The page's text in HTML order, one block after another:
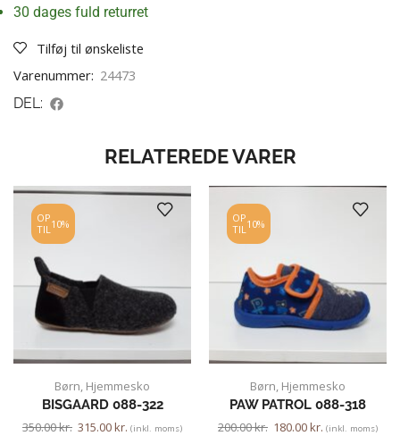
30 dages fuld returret
Tilføj til ønskeliste
Varenummer: 24473
DEL:
RELATEREDE VARER
OP
TIL10%
Børn, Hjemmesko
BISGAARD 088-322
350.00kr. 315.00kr. (inkl. moms)
OP
TIL10%
Børn, Hjemmesko
PAW PATROL 088-318
200.00kr. 180.00kr. (inkl. moms)